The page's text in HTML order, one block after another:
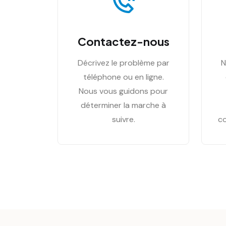
Contactez-nous
Décrivez le problème par
téléphone ou en ligne.
Nous vous guidons pour
déterminer la marche à
suivre.